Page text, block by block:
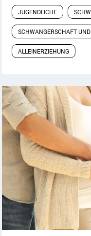
JUGENDLICHE
SCHWANGERSCHAFT
ALLEINERZIEHUNG